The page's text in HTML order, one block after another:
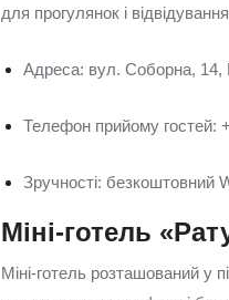
для прогулянок і
Адреса: вул. Соборна, 14,
Телефон прийому гостей:
Зручності: безкоштовний
Міні-готель
Міні-готель розташований у